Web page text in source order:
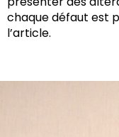
chaque défaut est
l’article.